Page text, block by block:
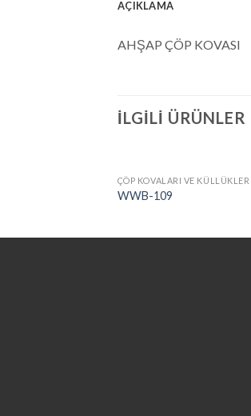
AÇIKLAMA
AHŞAP ÇÖP KOVASI
İLGILI ÜRÜNLER
ÇÖP KOVALARI VE KÜLLÜKLER
WWB-109